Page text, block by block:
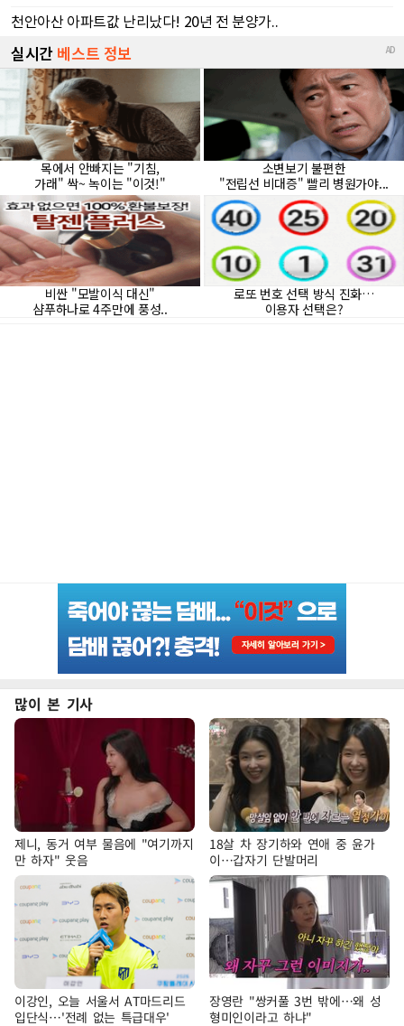
많이 본 기사
제니, 동거 여부 물음에 "여기까지
만 하자" 웃음
18살 차 장기하와 연애 중 윤가
이…갑자기 단발머리
이강인, 오늘 서울서 AT마드리드
입단식…'전례 없는 특급대우'
장영란 "쌍커풀 3번 밖에…왜 성
형미인이라고 하냐"